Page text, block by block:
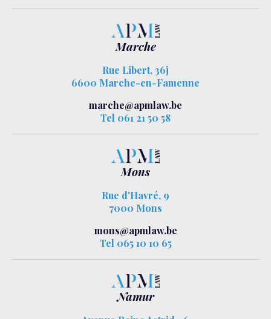
Marche
Rue Libert, 36j
6600 Marche-en-Famenne
marche@apmlaw.be
Tel 061 21 50 58
Mons
Rue d'Havré, 9
7000 Mons
mons@apmlaw.be
Tel 065 10 10 65
Namur